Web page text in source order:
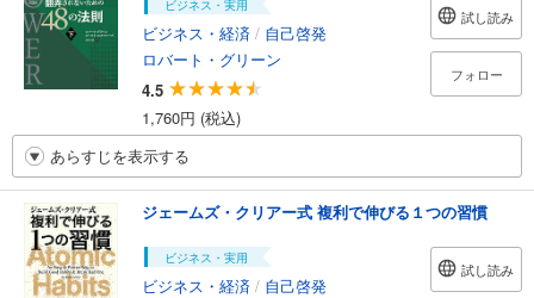
ビジネス・実用
ビジネス・経済 / 自己啓発
ロバート・グリーン
4.5
1,760円 (税込)
試し読み
フォロー
あらすじを表示する
ジェームズ・クリアー式 複利で伸びる１つの習慣
ビジネス・実用
ビジネス・経済 / 自己啓発
試し読み